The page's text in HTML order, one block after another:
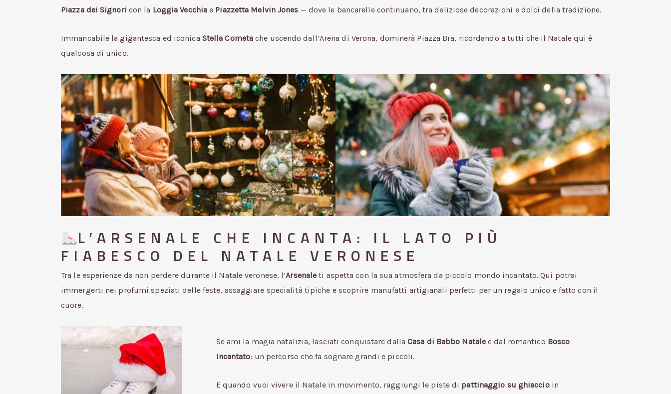
Piazza dei Signori con la Loggia Vecchia e Piazzetta Melvin Jones — dove le bancarelle continuano, tra deliziose decorazioni e dolci della tradizione.
Immancabile la gigantesca ed iconica Stella Cometa che uscendo dall’Arena di Verona, dominerà Piazza Bra, ricordando a tutti che il Natale qui è
qualcosa di unico.
L’ARSENALE CHE INCANTA: IL LATO PIÙ
FIABESCO DEL NATALE VERONESE
Tra le esperienze da non perdere durante il Natale veronese, l’Arsenale ti aspetta con la sua atmosfera da piccolo mondo incantato. Qui potrai
immergerti nei profumi speziati delle feste, assaggiare specialità tipiche e scoprire manufatti artigianali perfetti per un regalo unico e fatto con il
cuore.
Se ami la magia natalizia, lasciati conquistare dallaCasa di Babbo Natale e dal romantico Bosco
Incantato: un percorso che fa sognare grandi e piccoli.
E quando vuoi vivere il Natale in movimento, raggiungi le piste di pattinaggio su ghiaccioin